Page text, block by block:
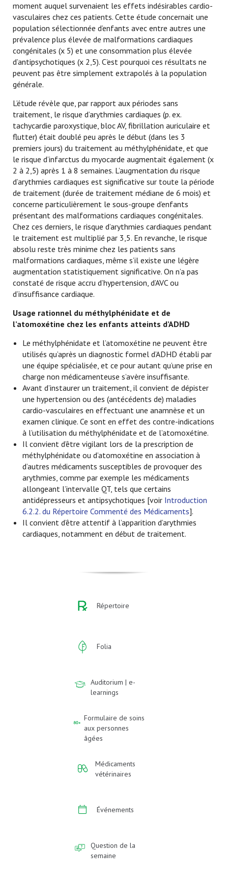
moment auquel survenaient les effets indésirables cardio-
vasculaires chez ces patients. Cette étude concernait une
population sélectionnée d’enfants avec entre autres une
prévalence plus élevée de malformations cardiaques
congénitales (x 5) et une consommation plus élevée
d’antipsychotiques (x 2,5). C’est pourquoi ces résultats ne
peuvent pas être simplement extrapolés à la population
générale.
L’étude révèle que, par rapport aux périodes sans
traitement, le risque d’arythmies cardiaques (p. ex.
tachycardie paroxystique, bloc AV, fibrillation auriculaire et
flutter) était doublé peu après le début (dans les 3
premiers jours) du traitement au méthylphénidate, et que
le risque d’infarctus du myocarde augmentait également (x
2 à 2,5) après 1 à 8 semaines. L’augmentation du risque
d’arythmies cardiaques est significative sur toute la période
de traitement (durée de traitement médiane de 6 mois) et
concerne particulièrement le sous-groupe d’enfants
présentant des malformations cardiaques congénitales.
Chez ces derniers, le risque d’arythmies cardiaques pendant
le traitement est multiplié par 3,5. En revanche, le risque
absolu reste très minime chez les patients sans
malformations cardiaques, même s’il existe une légère
augmentation statistiquement significative. On n’a pas
constaté de risque accru d’hypertension, d’AVC ou
d’insuffisance cardiaque.
Usage rationnel du méthylphénidate et de
l’atomoxétine chez les enfants atteints d’ADHD
Le méthylphénidate et l’atomoxétine ne peuvent être
utilisés qu’après un diagnostic formel d’ADHD établi par
une équipe spécialisée, et ce pour autant qu’une prise en
charge non médicamenteuse s’avère insuffisante.
Avant d’instaurer un traitement, il convient de dépister
une hypertension ou des (antécédents de) maladies
cardio-vasculaires en effectuant une anamnèse et un
examen clinique. Ce sont en effet des contre-indications
à l’utilisation du méthylphénidate et de l’atomoxétine.
Il convient d’être vigilant lors de la prescription de
méthylphénidate ou d’atomoxétine en association à
d’autres médicaments susceptibles de provoquer des
arythmies, comme par exemple les médicaments
allongeant l’intervalle QT, tels que certains
antidépresseurs et antipsychotiques [voir Introduction
6.2.2. du Répertoire Commenté des Médicaments].
Il convient d’être attentif à l’apparition d’arythmies
cardiaques, notamment en début de traitement.
Répertoire
Folia
Auditorium | e-
learnings
Formulaire de soins
aux personnes
âgées
Médicaments
vétérinaires
Événements
Question de la
semaine